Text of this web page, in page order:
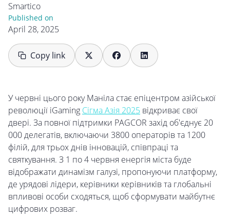
Smartico
Published on
April 28, 2025
Copy link
У червні цього року Маніла стає епіцентром азійської
революції iGaming Сігма Азія 2025 відкриває свої
двері. За повної підтримки PAGCOR захід об'єднує 20
000 делегатів, включаючи 3800 операторів та 1200
філій, для трьох днів інновацій, співпраці та
святкування. З 1 по 4 червня енергія міста буде
відображати динамізм галузі, пропонуючи платформу,
де урядові лідери, керівники керівників та глобальні
впливові особи сходяться, щоб сформувати майбутнє
цифрових розваг.